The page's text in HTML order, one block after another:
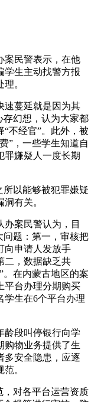
民警表示，在他
学生主动找警方报
。
蔓延就是因为其
存幻想，认为大家都
不经官”。此外，被
”，一些学生知道自
罪嫌疑人一度长期
以能够被犯罪嫌疑
有关。
案民警认为，目
问题：第一，审核把
向申请人发放手
二，数据缺乏共
。在内蒙古地区的案
平台办理分期购买
学生在6个平台办理
段叫停银行向学
购物业务提供了生
多安全隐患，应逐
。
对各平台运营资质